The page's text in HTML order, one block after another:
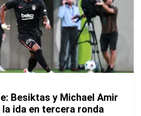
Besiktas y Michael Amir
ida en tercera ronda